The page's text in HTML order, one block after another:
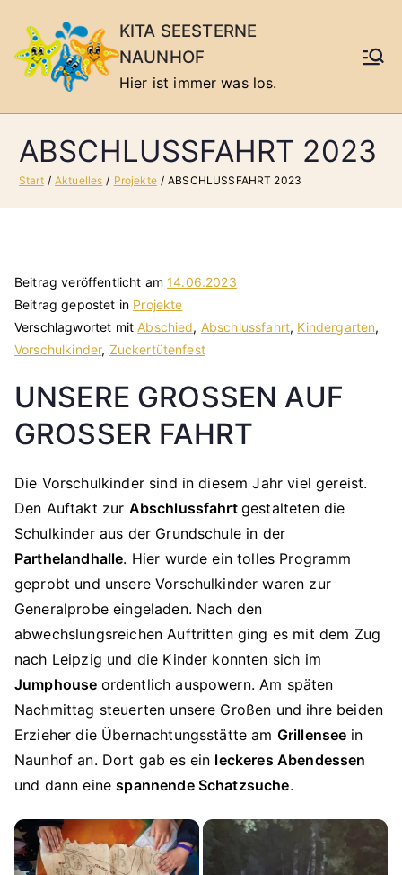
Inhalt
springen
KITA SEESTERNE
NAUNHOF
Hier ist immer was los.
ABSCHLUSSFAHRT 2023
Start Aktuelles Projekte ABSCHLUSSFAHRT 2023
Beitrag veröffentlicht am 14.06.2023
Beitrag gepostet in Projekte
Verschlagwortet mit Abschied, Abschlussfahrt, Kindergarten,
Vorschulkinder, Zuckertütenfest
UNSERE GROSSEN AUF
GROSSER FAHRT
Die Vorschulkinder sind in diesem Jahr viel gereist.
Den Auftakt zur Abschlussfahrt gestalteten die
Schulkinder aus der Grundschule in der
Parthelandhalle. Hier wurde ein tolles Programm
geprobt und unsere Vorschulkinder waren zur
Generalprobe eingeladen. Nach den
abwechslungsreichen Auftritten ging es mit dem Zug
nach Leipzig und die Kinder konnten sich im
Jumphouse ordentlich auspowern. Am späten
Nachmittag steuerten unsere Großen und ihre beiden
Erzieher die Übernachtungsstätte am Grillensee in
Naunhof an. Dort gab es ein leckeres Abendessen
und dann einespannende Schatzsuche.